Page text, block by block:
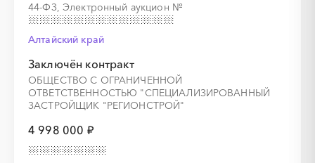
44-ФЗ, Электронный аукцион №
Алтайский край
Заключён контракт
ОБЩЕСТВО С ОГРАНИЧЕННОЙ
ОТВЕТСТВЕННОСТЬЮ "СПЕЦИАЛИЗИРОВАННЫЙ
ЗАСТРОЙЩИК "РЕГИОНСТРОЙ"
4 998 000 ₽